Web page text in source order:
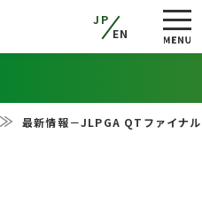
JP
EN
最新情報－JLPGA QTファイナ